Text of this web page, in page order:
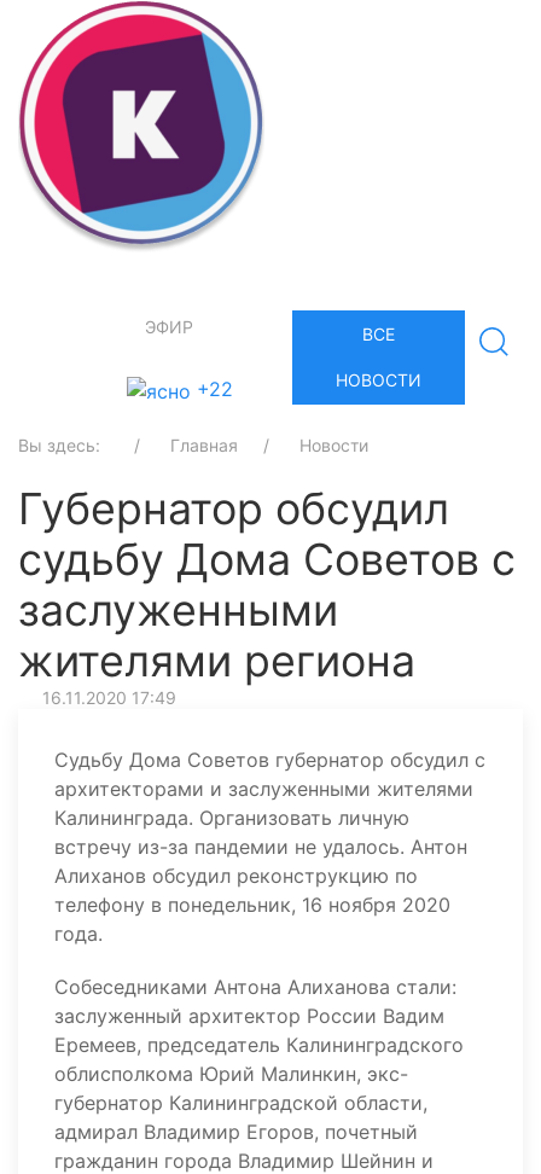
ЭФИР
+22
ВСЕ
НОВОСТИ
Вы здесь: Главная Новости
Губернатор обсудил
судьбу Дома Советов с
заслуженными
жителями региона
16.11.2020 17:49
Судьбу Дома Советов губернатор обсудил с
архитекторами и заслуженными жителями
Калининграда. Организовать личную
встречу из-за пандемии не удалось. Антон
Алиханов обсудил реконструкцию по
телефону в понедельник, 16 ноября 2020
года.
Собеседниками Антона Алиханова стали:
заслуженный архитектор России Вадим
Еремеев, председатель Калининградского
облисполкома Юрий Малинкин, экс-
губернатор Калининградской области,
адмирал Владимир Егоров, почетный
гражданин города Владимир Шейнин и